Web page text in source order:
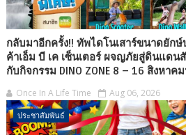
กลับมาอีกครั้ง!! ทัพไดโนเสาร์ขนาดยักษ์
ค้าเอ็ม บี เค เซ็นเตอร์ ผจญภัยสู่ดินแดน
กับกิจกรรม DINO ZONE 8 – 16 สิงหาค
Once In A Life Time Aug 06, 2026
ประชาสัมพันธ์